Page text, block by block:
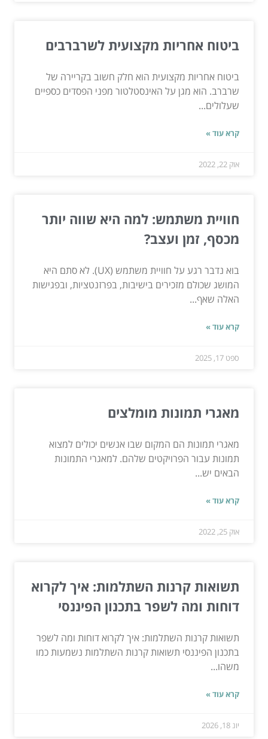
ביטוח אחריות מקצועית לשרברבים
ביטוח אחריות מקצועית הוא חלק חשוב בקריירה של
שרברב. הוא מגן על האינסטלטור מפני הפסדים כספיים
שעלולים...
קרא עוד »
אוק 22, 2022
חוויית משתמש: למה היא שווה יותר
מכסף, זמן ועצב?
בוא נדבר רגע על חוויית משתמש (UX). לא סתם היא
המושג שכולם מזכירים בישיבות, בפרזנטציות, ובפגישות
האלה שאף...
קרא עוד »
ספט 17, 2025
מאגרי תמונות מומלצים
מאגרי תמונות הם המקום שבו אנשים יכולים למצוא
תמונות עבור הפרויקטים שלהם. למאגרי התמונות
הבאים יש...
קרא עוד »
אוק 25, 2022
תשואות קרנות השתלמות: איך לקרוא
דוחות ומה לשפר בתכנון הפיננסי
תשואות קרנות השתלמות: איך לקרוא דוחות ומה לשפר
בתכנון הפיננסי תשואות קרנות השתלמות נשמעות כמו
משהו...
קרא עוד »
יונ 18, 2026